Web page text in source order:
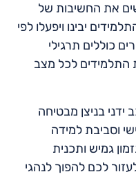
את החשיבות של
יבינו ויפעלו לפי
כוללים תרגילי
התלמידים לכל מצב
ידני בניצן מבטיחה
וסביבת למידה
גמיש ותכנית
לכם להפוך לנהגי